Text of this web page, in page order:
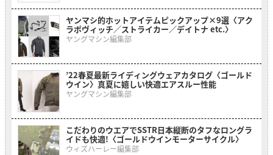
ヤンマシ的ホットアイテムピックアップ×9選〈アク
ラポヴィッチ／ストライカー／デイトナ etc.〉
ヤングマシン編集部
’22春夏最新ライディングウェアカタログ〈ゴールド
ウイン〉真夏に嬉しい快適エアスルー性能
ヤングマシン編集部
こだわりのウエアでSSTR日本縦断のタフなロングラ
イドも快適!〈ゴールドウインモーターサイクル〉
ウィズハーレー編集部